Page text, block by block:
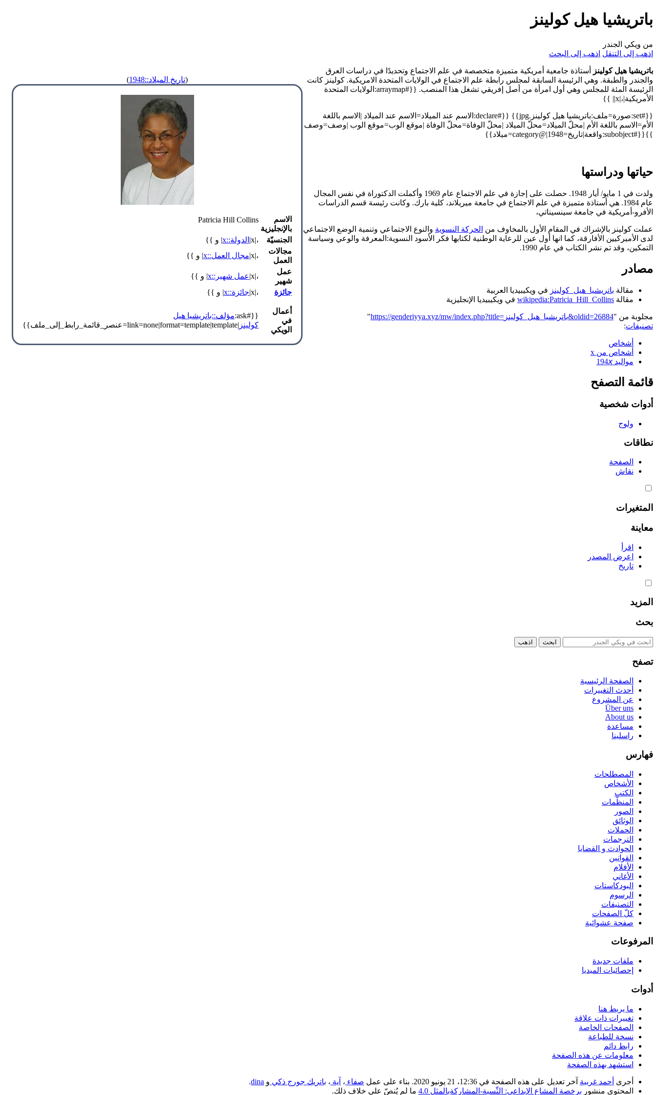
باتريشيا هيل كولينز
من ويكي الجندر
اذهب إلى التنقل اذهب إلى البحث
(تاريخ الميلاد::1948 )
الاسم
بالإنجليزية
Patricia Hill Collins
الجنسيّة ،|x| الدولة::x | و }}
مجالات
العمل
،|x| مجال العمل::x | و }}
عمل
شهير
،|x| عمل شهير::x | و }}
جائزة
،|x| جائزة::x | و }}
أعمال
في
الويكي
{{#ask:
مؤلف::باتريشيا هيل
كولينز |link=none|format=template|template=عنصر_قائمة_رابط_إلى_ملف}}
باتريشيا هيل كولينز
أستاذة جامعية أمريكية متميزة متخصصة في علم الاجتماع وتحديدًا في دراسات العرق
والجندر والطبقة. وهي الرئيسة السابقة لمجلس رابطة علم الاجتماع في الولايات المتحدة الامريكية. كولينز كانت
الرئيسة المئة للمجلس وهي أول امرأة من أصل إفريقي تشغل هذا المنصب. {{#arraymap:الولايات المتحدة
الأمريكية|،|x|| }}
{{#set:صورة=ملف:باتريشيا هيل كولينز.jpg}} {{#declare:الاسم عند الميلاد=الاسم عند الميلاد |الاسم باللغة
الأم=الاسم باللغة الأم |محلّ الميلاد=محلّ الميلاد |محلّ الوفاة=محلّ الوفاة |موقع الوب=موقع الوب |وصف=وصف
}}{{#subobject:واقعة|تاريخ=1948|@category=ميلاد}}
حياتها ودراستها
ولدت في 1 مايو/ أيار 1948. حصلت على إجازة في علم الاجتماع عام 1969 وأكملت الدكتوراة في نفس المجال
عام 1984. هي أستاذة متميزة في علم الاجتماع في جامعة ميريلاند، كلية بارك. وكانت رئيسة قسم الدراسات
الأفرو-أمريكية في جامعة سينسيناتي،
عملت كولينز بالإشراك في المقام الأول بالمخاوف من الحركة النسوية والنوع الاجتماعي وتنمية الوضع الاجتماعي
لدى الأميركيين الأفارقة، كما انها أول عين للرعاية الوطنية لكتابها فكر الأسود النسوية:المعرفة والوعي وسياسة
التمكين، وقد تم نشر الكتاب في عام 1990.
مصادر
مقالة باتريشيا_هيل_كولينز في ويكيبيديا العربية
مقالة wikipedia:Patricia_Hill_Collins في ويكيبيديا الإنجليزية
مجلوبة من "https://genderiyya.xyz/mw/index.php?title=باتريشيا_هيل_كولينز&oldid=26884
"
تصنيفات:
أشخاص
أشخاص من x
مواليد 194𝘹
قائمة التصفح
أدوات شخصية
ولوج
نطاقات
الصفحة
نقاش
المتغيرات
معاينة
اقرأ
اعرض المصدر
تاريخ
المزيد
بحث
تصفح
الصفحة الرئيسية
أحدث التغييرات
عن المشروع
Über uns
About us
مساعدة
راسلينا
فهارس
المصطلحات
الأشخاص
الكتب
المنظّمات
الصور
الوثائق
الحملات
الترجمات
الحوادث و القضايا
القوانين
الأفلام
الأغاني
البودكاستات
الرسوم
التصنيفات
كلّ الصفحات
صفحة عشوائية
المرفوعات
ملفات جديدة
إحصائيات الميديا
أدوات
ما يربط هنا
تغييرات ذات علاقة
الصفحات الخاصة
نسخة للطباعة
رابط دائم
معلومات عن هذه الصفحة
استشهد بهذه الصفحة
أجرى أحمد غربية آخر تعديل على هذه الصفحة في 12:36، 21 يونيو 2020. بناء على عمل صفاء ، آية ، باتريك جورج ذكي و dina
.
المحتوى منشور برخصة المشاع الإبداعي: النِّسبة-المشاركةبالمثل 4.0 ما لم يُنصّ على خلاف ذلك.